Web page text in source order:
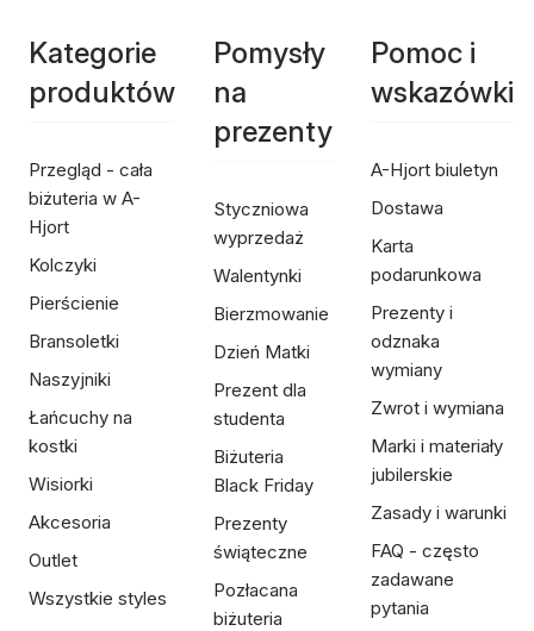
Kategorie
produktów
Przegląd - cała
biżuteria w A-
Hjort
Kolczyki
Pierścienie
Bransoletki
Naszyjniki
Łańcuchy na
kostki
Wisiorki
Akcesoria
Outlet
Wszystkie styles
Pomysły
na
prezenty
Styczniowa
wyprzedaż
Walentynki
Bierzmowanie
Dzień Matki
Prezent dla
studenta
Biżuteria
Black Friday
Prezenty
świąteczne
Pozłacana
biżuteria
Pomoc i
wskazówki
A-Hjort biuletyn
Dostawa
Karta
podarunkowa
Prezenty i
odznaka
wymiany
Zwrot i wymiana
Marki i materiały
jubilerskie
Zasady i warunki
FAQ - często
zadawane
pytania